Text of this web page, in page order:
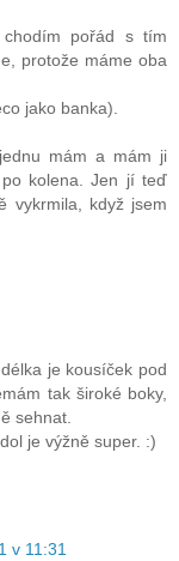
pořád s tím
protože máme oba
jako banka).
mám a mám ji
kolena. Jen jí teď
vykrmila, když jsem
je kousíček pod
tak široké boky,
sehnat.
je výžně super. :)
v 11:31